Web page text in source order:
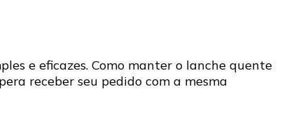
e eficazes. Como manter o lanche quente
receber seu pedido com a mesma